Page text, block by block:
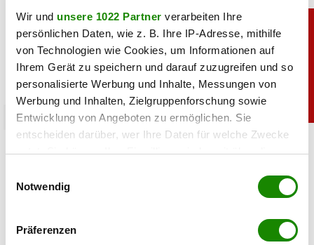
Wir und unsere 1022 Partner verarbeiten Ihre
persönlichen Daten, wie z. B. Ihre IP-Adresse, mithilfe
von Technologien wie Cookies, um Informationen auf
Ihrem Gerät zu speichern und darauf zuzugreifen und so
personalisierte Werbung und Inhalte, Messungen von
Werbung und Inhalten, Zielgruppenforschung sowie
Entwicklung von Angeboten zu ermöglichen. Sie
entscheiden darüber, wer Ihre Daten für welche Zwecke
nutzt. Sie können Ihre Einwilligung jederzeit über die
Trigger Symbol ändern oder widerrufen
Informationen über Ihre geografische Lage
Notwendig
Präferenzen
promitalk
Simone Lugner hat genug von der Hitzewelle in Wien. In
ihrer Instagram-Story verabschiedet sie den Sommer mit